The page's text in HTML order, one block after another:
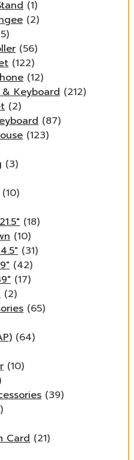
(1)
(2)
(56)
(122)
(12)
& Keyboard (212)
(2)
(87)
(123)
(3)
(10)
(18)
(10)
(31)
(42)
(17)
(2)
(65)
(64)
(10)
(39)
Card (21)